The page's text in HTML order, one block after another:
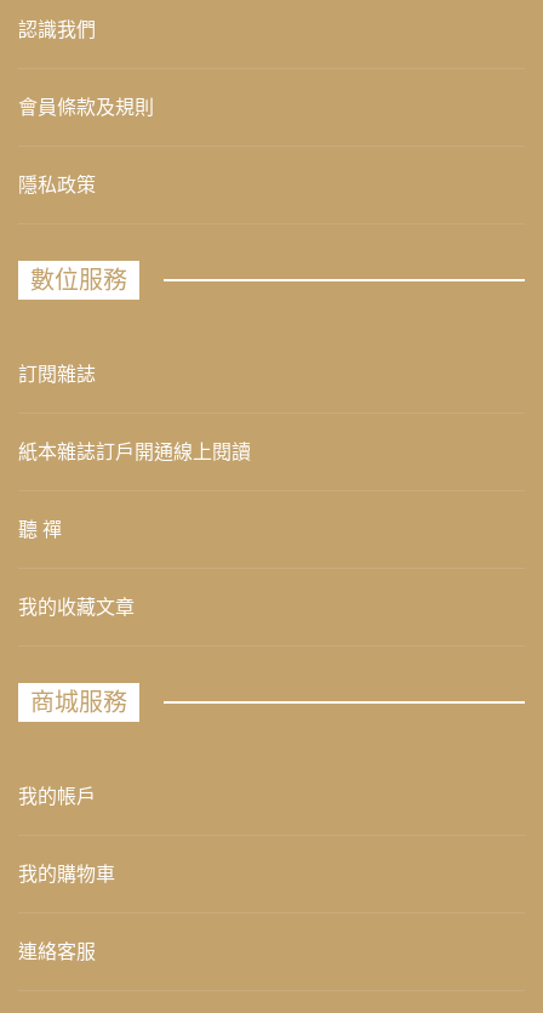
認識我們
會員條款及規則
隱私政策
數位服務
訂閱雜誌
紙本雜誌訂戶開通線上閱讀
聽 禪
我的收藏文章
商城服務
我的帳戶
我的購物車
連絡客服